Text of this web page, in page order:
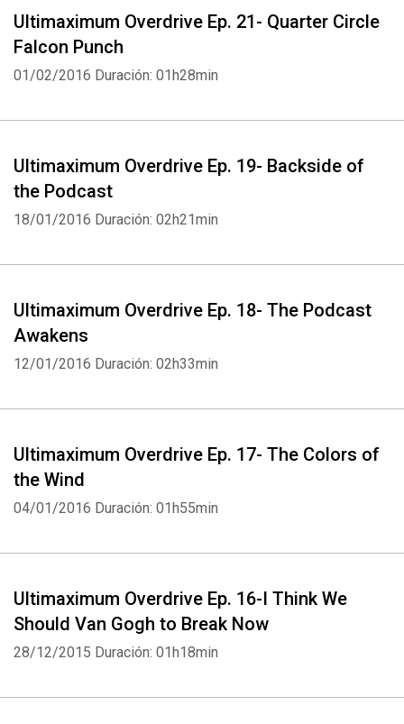
Ultimaximum Overdrive Ep. 21- Quarter Circle
Falcon Punch
01/02/2016 Duración: 01h28min
Ultimaximum Overdrive Ep. 19- Backside of
the Podcast
18/01/2016 Duración: 02h21min
Ultimaximum Overdrive Ep. 18- The Podcast
Awakens
12/01/2016 Duración: 02h33min
Ultimaximum Overdrive Ep. 17- The Colors of
the Wind
04/01/2016 Duración: 01h55min
Ultimaximum Overdrive Ep. 16-I Think We
Should Van Gogh to Break Now
28/12/2015 Duración: 01h18min